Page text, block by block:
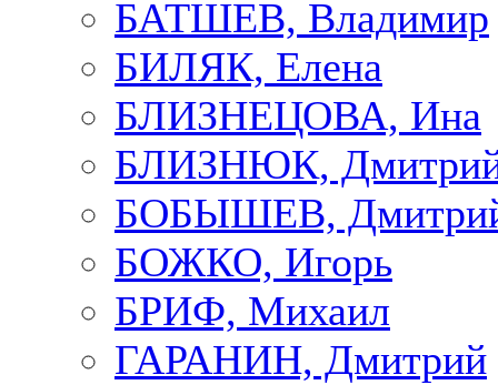
БАТШЕВ, Владимир
БИЛЯК, Елена
БЛИЗНЕЦОВА, Ина
БЛИЗНЮК,
БОБЫШЕВ,
БОЖКО, Игорь
БРИФ, Михаил
ГАРАНИН, Дмитрий